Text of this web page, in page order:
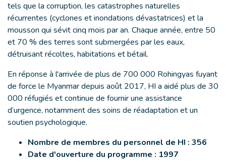
tels que la corruption, les catastrophes naturelles
récurrentes (cyclones et inondations dévastatrices) et la
mousson qui sévit cinq mois par an. Chaque année, entre 50
et 70 % des terres sont submergées par les eaux,
détruisant récoltes, habitations et bétail.
En réponse à l'arrivée de plus de 700 000 Rohingyas fuyant
de force le Myanmar depuis août 2017, HI a aidé plus de 30
000 réfugiés et continue de fournir une assistance
d’urgence, notamment des soins de réadaptation et un
soutien psychologique.
Nombre de membres du personnel de HI : 356
Date d'ouverture du programme : 1997